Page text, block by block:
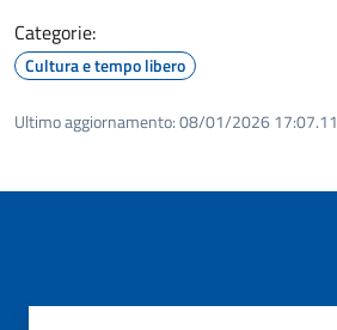
Categorie:
Cultura e tempo libero
Ultimo aggiornamento:08/01/2026 17:07.11